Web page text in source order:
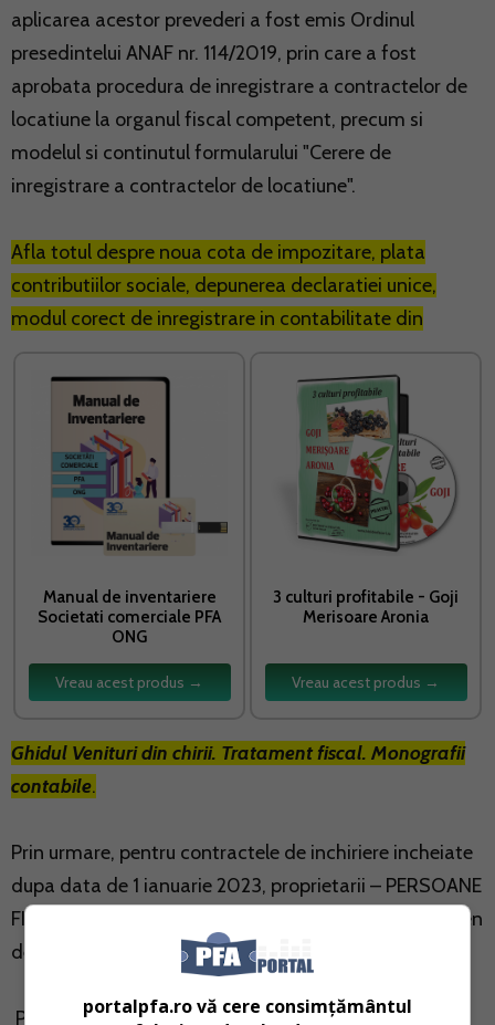
aplicarea acestor prevederi a fost emis Ordinul
presedintelui ANAF nr. 114/2019, prin care a fost
aprobata procedura de inregistrare a contractelor de
locatiune la organul fiscal competent, precum si
modelul si continutul formularului "Cerere de
inregistrare a contractelor de locatiune".
Afla totul despre noua cota de impozitare, plata
contributiilor sociale, depunerea declaratiei unice,
modul corect de inregistrare in contabilitate din
Manual de inventariere
Societati comerciale PFA
ONG
Vreau acest produs →
3 culturi profitabile - Goji
Merisoare Aronia
Vreau acest produs →
Ghidul Venituri din chirii. Tratament fiscal. Monografii
contabile.
Prin urmare, pentru contractele de inchiriere incheiate
dupa data de 1 ianuarie 2023, proprietarii – PERSOANE
FIZICE vor avea obligatia inregistrarii la ANAF in termen
de 30 de zile de la data incheierii.
Pentru contractele aflate in derulare la data de 1
portalpfa.ro vă cere consimțământul